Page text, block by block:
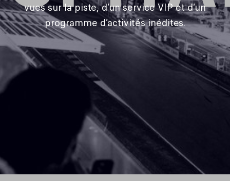
vues sur la piste, d’un service VIP et d’un
programme d’activités inédites.